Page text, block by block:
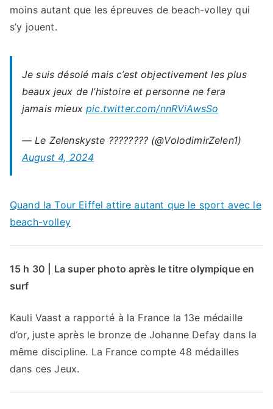
moins autant que les épreuves de beach-volley qui
s’y jouent.
Je suis désolé mais c’est objectivement les plus
beaux jeux de l’histoire et personne ne fera
jamais mieuxpic.twitter.com/nnRViAwsSo
— Le Zelenskyste ???????? (@VolodimirZelen1)
August 4, 2024
Quand la Tour Eiffel attire autant que le sport avec le
beach-volley
15 h 30 | La super photo après le titre olympique en
surf
Kauli Vaast a rapporté à la France la 13e médaille
d’or, juste après le bronze de Johanne Defay dans la
même discipline. La France compte 48 médailles
dans ces Jeux.